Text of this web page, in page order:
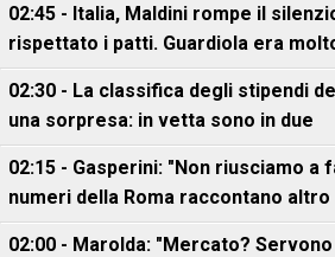
02:45 - Italia, Maldini rompe il
rispettato i patti. Guardiola era
02:30 - La classifica degli stipendi
una sorpresa: in vetta sono in due
02:15 - Gasperini: "Non riusciamo a
numeri della Roma raccontano altro
02:00 - Marolda: "Mercato?